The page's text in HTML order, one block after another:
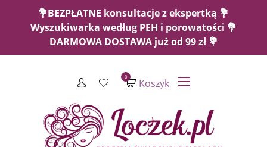
💐BEZPŁATNE konsultacje z ekspertką 💐
Wyszukiwarka według PEH i porowatości 💐
DARMOWA DOSTAWA już od 99 zł 💐
Koszyk
0